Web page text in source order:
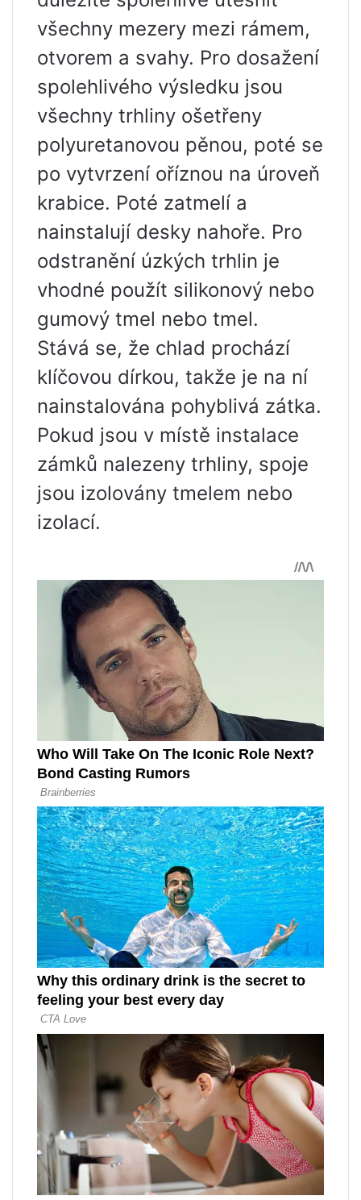
všechny mezery mezi rámem,
otvorem a svahy. Pro dosažení
spolehlivého výsledku jsou
všechny trhliny ošetřeny
polyuretanovou pěnou, poté se
po vytvrzení oříznou na úroveň
krabice. Poté zatmelí a
nainstalují desky nahoře. Pro
odstranění úzkých trhlin je
vhodné použít silikonový nebo
gumový tmel nebo tmel.
Stává se, že chlad prochází
klíčovou dírkou, takže je na ní
nainstalována pohyblivá zátka.
Pokud jsou v místě instalace
zámků nalezeny trhliny, spoje
jsou izolovány tmelem nebo
izolací.